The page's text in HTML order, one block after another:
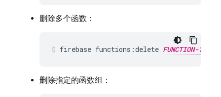
删除多个函数：
firebase functions:delete FUNCTION-
删除指定的函数组：